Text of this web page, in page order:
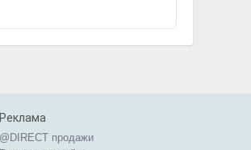
Реклама
@DIRECT продажи